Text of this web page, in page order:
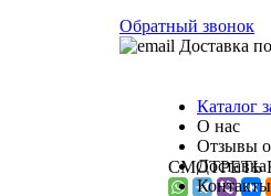
СМОТРЕТЬ
Обратный звонок
Доставка
Каталог
О нас
Отзывы о
Доставка
Контакты